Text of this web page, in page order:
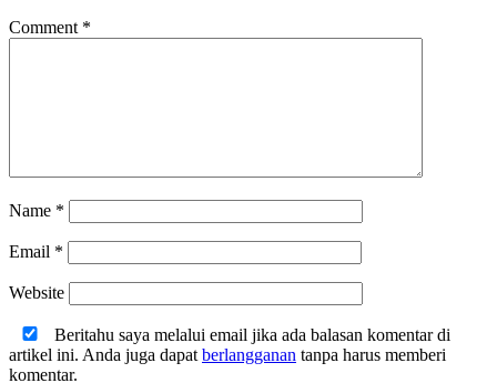
Comment *
Name *
Email *
Website
Beritahu saya melalui email jika ada balasan komentar di
artikel ini. Anda juga dapat berlangganan tanpa harus memberi
komentar.